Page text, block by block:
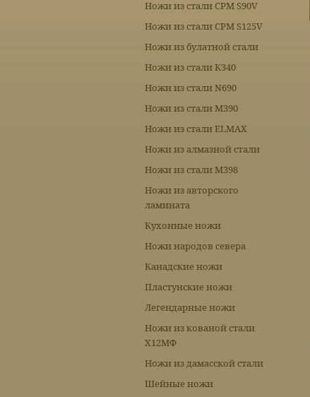
Ножи из стали CPM S90V
Ножи из стали CPM S125V
Ножи из булатной стали
Ножи из стали К340
Ножи из стали N690
Ножи из стали М390
Ножи из стали ELMAX
Ножи из алмазной стали
Ножи из стали М398
Ножи из авторского
ламината
Кухонные ножи
Ножи народов севера
Канадские ножи
Пластунские ножи
Легендарные ножи
Ножи из кованой стали
Х12МФ
Ножи из дамасской стали
Шейные ножи